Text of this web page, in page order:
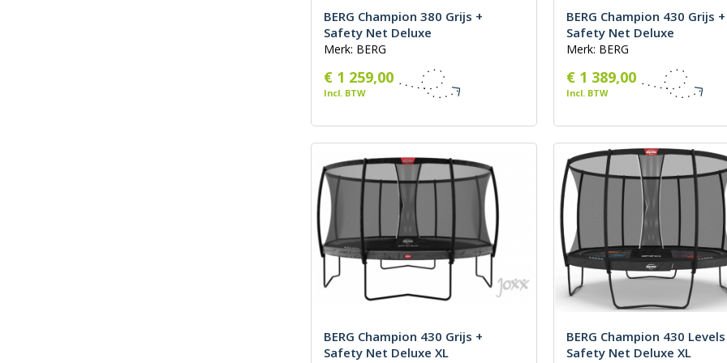
BERG Champion 380 Grijs +
Safety Net Deluxe
Merk: BERG
€ 1 259,00
Incl. BTW
BERG Champion 430 Grijs +
Safety Net Deluxe
Merk: BERG
€ 1 389,00
Incl. BTW
BERG Champion 430 Grijs +
Safety Net Deluxe XL
BERG Champion 430
Safety Net Deluxe XL